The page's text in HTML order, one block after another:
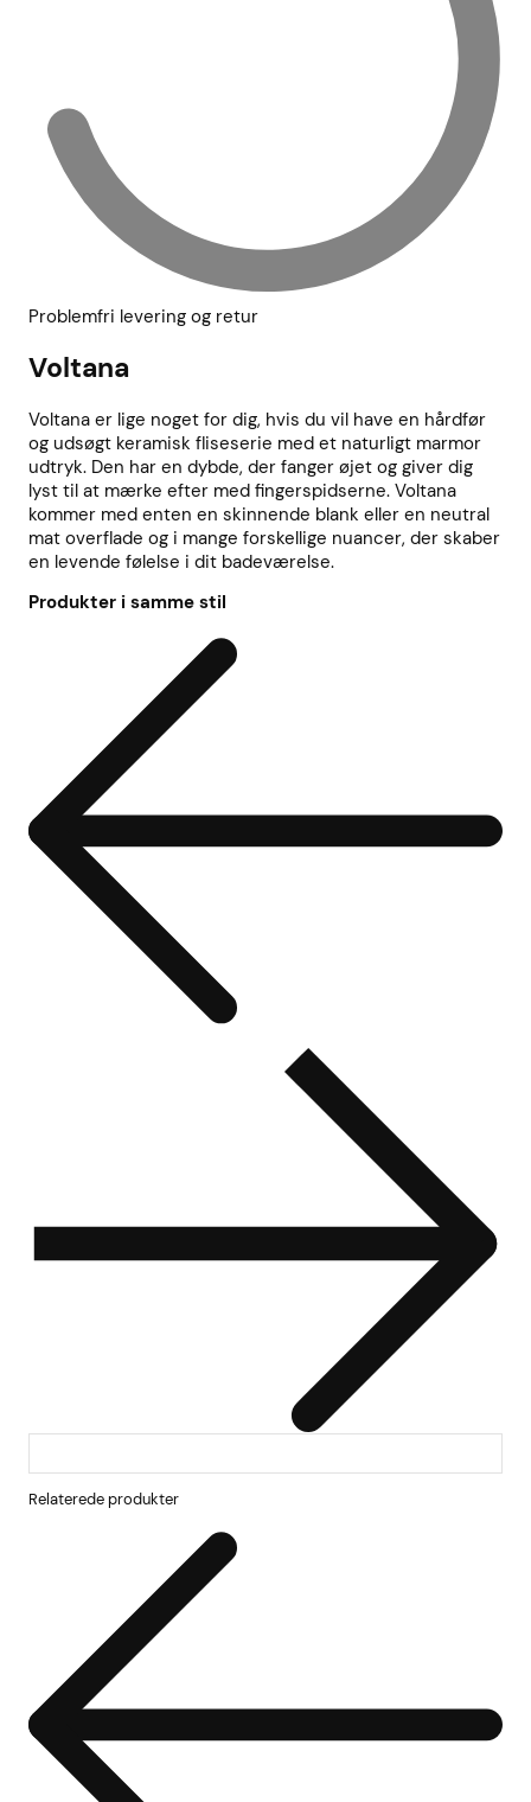
Problemfri levering og retur
Voltana
Voltana er lige noget for dig, hvis du vil have en hårdfør
og udsøgt keramisk fliseserie med et naturligt marmor
udtryk. Den har en dybde, der fanger øjet og giver dig
lyst til at mærke efter med fingerspidserne. Voltana
kommer med enten en skinnende blank eller en neutral
mat overflade og i mange forskellige nuancer, der skaber
en levende følelse i dit badeværelse.
Produkter i samme stil
Relaterede produkter